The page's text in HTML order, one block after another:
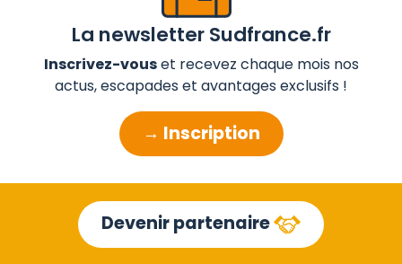
La newsletter Sudfrance.fr
Inscrivez-vouset recevez chaque mois nos
actus, escapades et avantages exclusifs !
→ Inscription
Devenir partenaire